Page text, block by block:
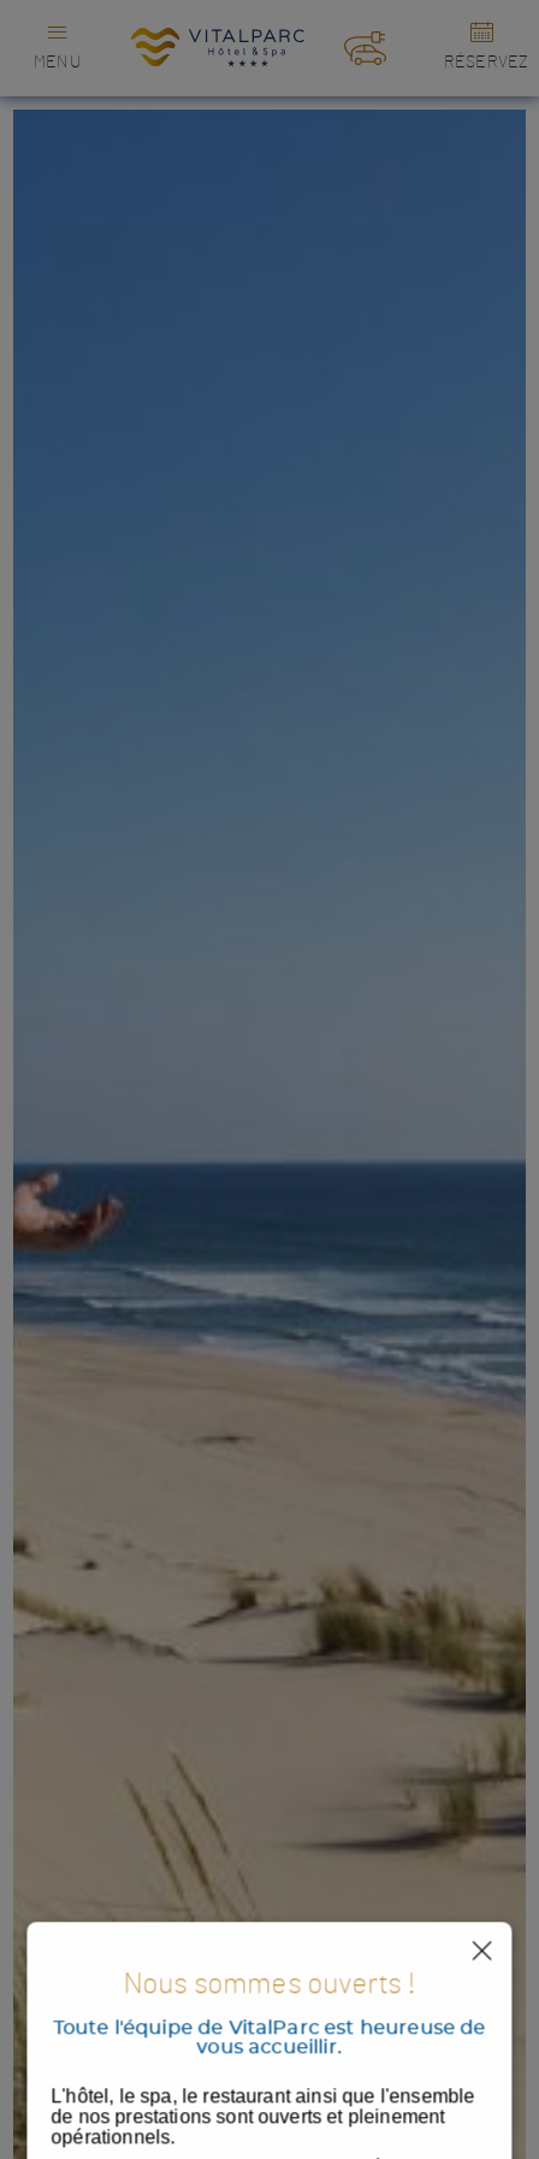
MENU RÉSERVEZ
Nous sommes ouverts !
Toute l'équipe de VitalParc est heureuse de
vous accueillir.
L'hôtel, le spa, le restaurant ainsi que l'ensemble
de nos prestations sont ouverts et pleinement
opérationnels.